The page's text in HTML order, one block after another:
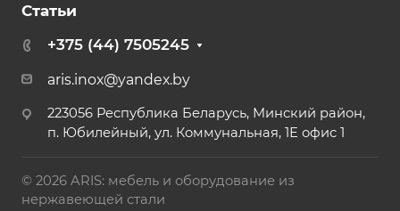
Статьи
+375 (44) 7505245
aris.inox@yandex.by
223056 Республика Беларусь, Минский район,
п. Юбилейный, ул. Коммунальная, 1Е офис 1
© 2026 ARIS: мебель и оборудование из
нержавеющей стали